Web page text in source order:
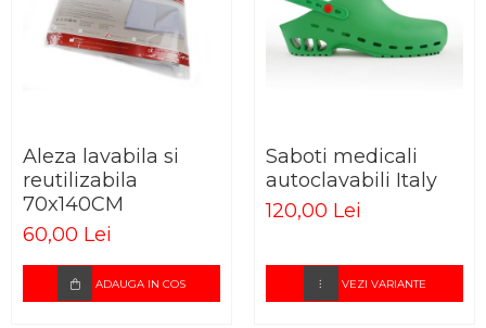
Aleza lavabila si
reutilizabila
70x140CM
60,00 Lei
ADAUGA IN COS
Saboti medicali
autoclavabili Italy
120,00 Lei
VEZI VARIANTE